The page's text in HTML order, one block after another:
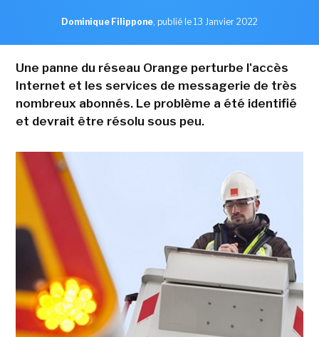
Dominique Filippone, publié le 13 Janvier 2022
Une panne du réseau Orange perturbe l'accès
Internet et les services de messagerie de très
nombreux abonnés. Le problème a été identifié
et devrait être résolu sous peu.